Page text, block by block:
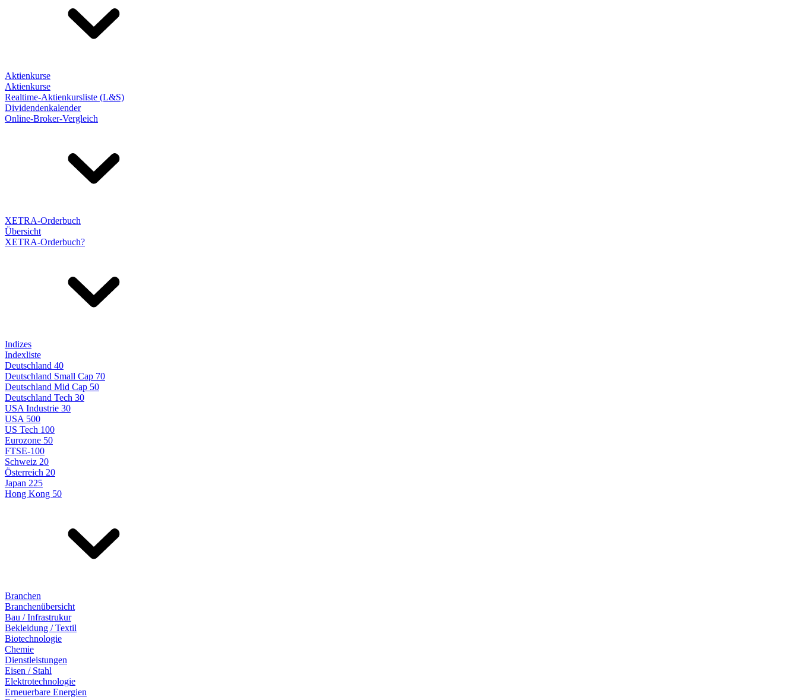
Aktienkurse
Aktienkurse
Realtime-Aktienkursliste (L&S)
Dividendenkalender
Online-Broker-Vergleich
XETRA-Orderbuch
Übersicht
XETRA-Orderbuch?
Indizes
Indexliste
Deutschland 40
Deutschland Small Cap 70
Deutschland Mid Cap 50
Deutschland Tech 30
USA Industrie 30
USA 500
US Tech 100
Eurozone 50
FTSE-100
Schweiz 20
Österreich 20
Japan 225
Hong Kong 50
Branchen
Branchenübersicht
Bau / Infrastrukur
Bekleidung / Textil
Biotechnologie
Chemie
Dienstleistungen
Eisen / Stahl
Elektrotechnologie
Erneuerbare Energien